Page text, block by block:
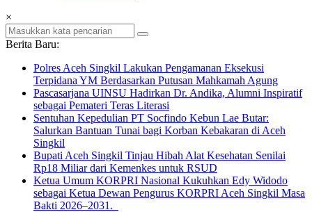
×
Berita Baru:
Polres Aceh Singkil Lakukan Pengamanan Eksekusi
Terpidana YM Berdasarkan Putusan Mahkamah Agung
Pascasarjana UINSU Hadirkan Dr. Andika, Alumni Inspiratif
sebagai Pemateri Teras Literasi
Sentuhan Kepedulian PT Socfindo Kebun Lae Butar:
Salurkan Bantuan Tunai bagi Korban Kebakaran di Aceh
Singkil
Bupati Aceh Singkil Tinjau Hibah Alat Kesehatan Senilai
Rp18 Miliar dari Kemenkes untuk RSUD
Ketua Umum KORPRI Nasional Kukuhkan Edy Widodo
sebagai Ketua Dewan Pengurus KORPRI Aceh Singkil Masa
Bakti 2026–2031.